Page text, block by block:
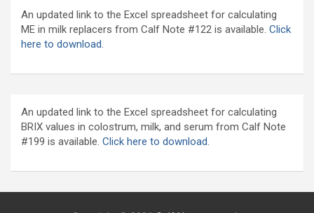
An updated link to the Excel spreadsheet for calculating
ME in milk replacers from Calf Note #122 is available. Click
here to download.
An updated link to the Excel spreadsheet for calculating
BRIX values in colostrum, milk, and serum from Calf Note
#199 is available. Click here to download.